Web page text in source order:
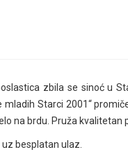
zbila se sinoć u
Starci 2001“
na brdu. Pruža
besplatan ulaz.